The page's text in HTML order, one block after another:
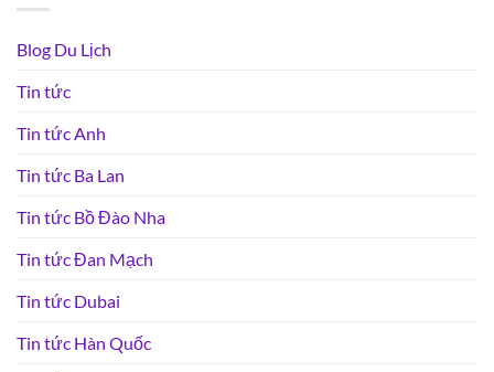
Blog Du Lịch
Tin tức
Tin tức Anh
Tin tức Ba Lan
Tin tức Bồ Đào Nha
Tin tức Đan Mạch
Tin tức Dubai
Tin tức Hàn Quốc